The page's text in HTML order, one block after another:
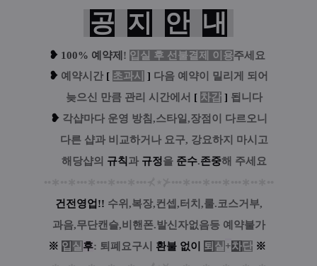
공 지 안 내
❥ 100% 예약제 ! 입실 후 선불결제 이용주세요
❥ 예 약시간 [ 초과시 ] 다음 예약이 밀리게 되어
늦으신 만큼 관리 시간에서 [ 차감 ] 됩니다
❥ 각샵마다 운영 방침,스타일,장점이 다르오니
다른 샵과 비교하거나 요구, 강요하지 마시고
해당샵의 규칙 과 규정을 준수.존중해 주세요
건전영업!! 수위,복장,컨셉,터치,룰.코스거부,
과음,무단캔슬,비핸폰.발신자없음등 예약불가
※ 입 실 후: 퇴폐요구시 환불 없이 퇴 실 +차단 ※